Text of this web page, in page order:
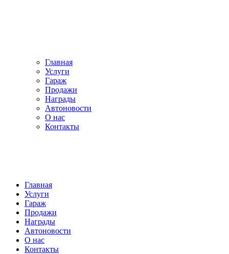
Главная
Услуги
Гараж
Продажи
Награды
Автоновости
О нас
Контакты
Главная
Услуги
Гараж
Продажи
Награды
Автоновости
О нас
Контакты